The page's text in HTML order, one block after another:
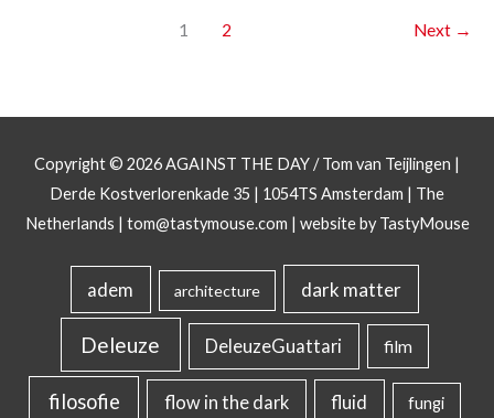
1 2 Next →
Copyright © 2026AGAINST THE DAY/ Tom van Teijlingen |
Derde Kostverlorenkade 35 | 1054TS Amsterdam | The
Netherlands | tom@tastymouse.com | website by TastyMouse
adem architecture dark matter
Deleuze DeleuzeGuattari film
filosofie flow in the dark fluid fungi